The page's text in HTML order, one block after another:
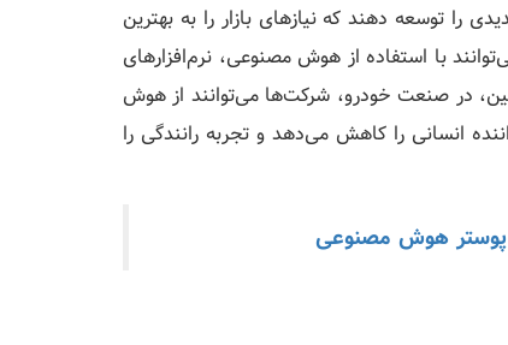
توسعه دهند که نیازهای بازار را به بهترین
با استفاده از هوش مصنوعی، نرم‌افزارهای
در صنعت خودرو، شرکت‌ها می‌توانند از هوش
انسانی را کاهش می‌دهد و تجربه رانندگی را